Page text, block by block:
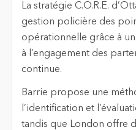
La stratégie C.O.R.E.
gestion policière des
opérationnelle grâce à
à l’engagement des
continue.
Barrie propose une
l’identification et
tandis que London offre